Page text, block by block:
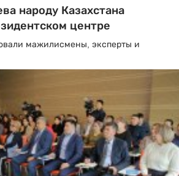
народу Казахстана
центре
мажилисмены, эксперты и